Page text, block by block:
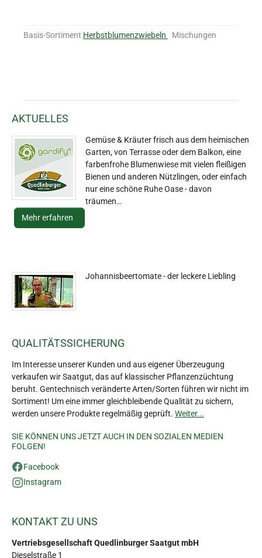
Basis-Sortiment Herbstblumenzwiebeln Mischungen
AKTUELLES
Gemüse & Kräuter frisch aus dem heimischen
Garten, von Terrasse oder dem Balkon, eine
farbenfrohe Blumenwiese mit vielen fleißigen
Bienen und anderen Nützlingen, oder einfach
nur eine schöne Ruhe Oase - davon
träumen…
Mehr erfahren
Johannisbeertomate - der leckere Liebling
QUALITÄTSSICHERUNG
Im Interesse unserer Kunden und aus eigener Überzeugung
verkaufen wir Saatgut, das auf klassischer Pflanzenzüchtung
beruht. Gentechnisch veränderte Arten/Sorten führen wir nicht im
Sortiment! Um eine immer gleichbleibende Qualität zu sichern,
werden unsere Produkte regelmäßig geprüft. Weiter...
SIE KÖNNEN UNS JETZT AUCH IN DEN SOZIALEN MEDIEN
FOLGEN!
Facebook
Instagram
KONTAKT ZU UNS
Vertriebsgesellschaft Quedlinburger Saatgut mbH
Dieselstraße 1